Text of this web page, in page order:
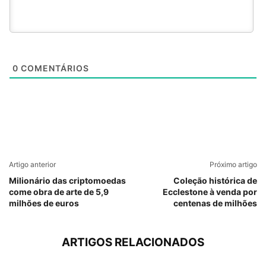
0 COMENTÁRIOS
Artigo anterior
Milionário das criptomoedas
come obra de arte de 5,9
milhões de euros
Próximo artigo
Coleção histórica de
Ecclestone à venda por
centenas de milhões
ARTIGOS RELACIONADOS